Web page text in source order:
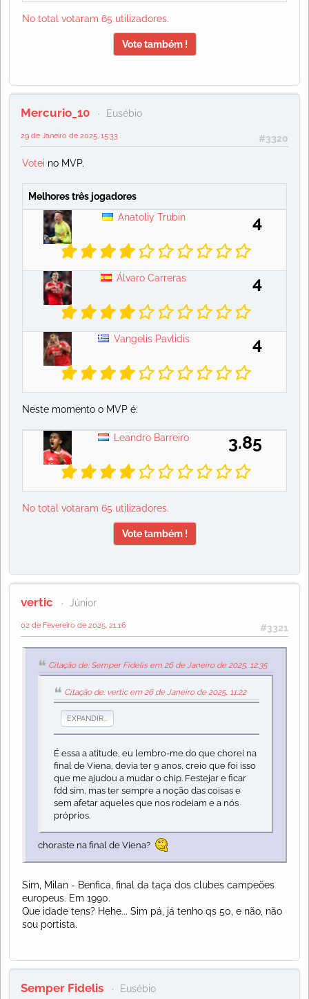
No total votaram 65 utilizadores.
Vote também !
Mercurio_10 Eusébio
#3320
29 de Janeiro de 2025, 15:33
Votei no MVP.
Melhores três jogadores
Anatoliy Trubin
4
Álvaro Carreras 4
Vangelis Pavlidis 4
Neste momento o MVP é:
Leandro Barreiro 3.85
No total votaram 65 utilizadores.
Vote também !
vertic Júnior
#3321
02 de Fevereiro de 2025, 21:16
Citação de: Semper Fidelis em 26 de Janeiro de 2025, 12:35
Citação de: vertic em 26 de Janeiro de 2025, 11:22
EXPANDIR...
É essa a atitude, eu lembro-me do que chorei na
final de Viena, devia ter 9 anos, creio que foi isso
que me ajudou a mudar o chip. Festejar e ficar
fdd sim, mas ter sempre a noção das coisas e
sem afetar aqueles que nos rodeiam e a nós
próprios.
choraste na final de Viena?
Sim, Milan - Benfica, final da taça dos clubes campeões
europeus. Em 1990.
Que idade tens? Hehe... Sim pá, já tenho qs 50, e não, não
sou portista.
Semper Fidelis Eusébio